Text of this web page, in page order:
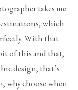
takes me
which
With that
of this and that,
design, that’s
why choose when